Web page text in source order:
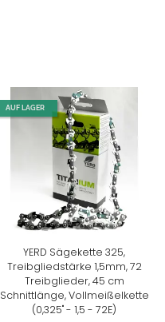
AUF LAGER
YERD Sägekette 325,
Treibgliedstärke 1,5mm, 72
Treibglieder, 45 cm
Schnittlänge, Vollmeißelkette
(0,325" - 1,5 - 72E)